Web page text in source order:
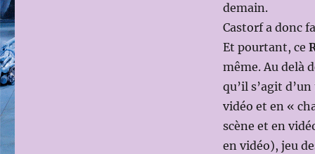
demain.
Castorf a donc
Et pourtant, ce
même. Au delà
qu’il s’agit
vidéo et en «
scène et en
en vidéo), jeu